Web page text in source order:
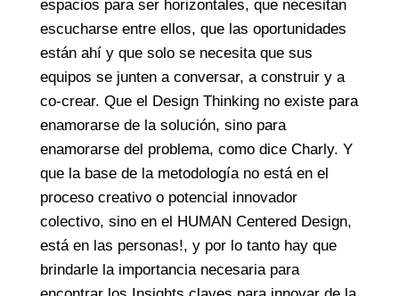
espacios para ser horizontales, que necesitan
escucharse entre ellos, que las oportunidades
están ahí y que solo se necesita que sus
equipos se junten a conversar, a construir y a
co-crear. Que el Design Thinking no existe para
enamorarse de la solución, sino para
enamorarse del problema, como dice Charly. Y
que la base de la metodología no está en el
proceso creativo o potencial innovador
colectivo, sino en el HUMAN Centered Design,
está en las personas!, y por lo tanto hay que
brindarle la importancia necesaria para